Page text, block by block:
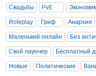
Свадьбы PvE
Roleplay Гриф Анархия
Маленький онлайн Без
Свой лаунчер Бесплатный
Новые Политические